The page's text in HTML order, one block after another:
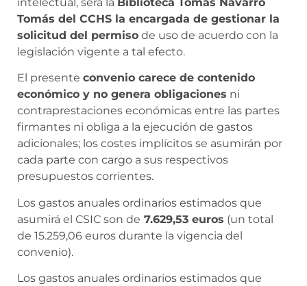
Tomás del CCHS la encargada de gestionar la
solicitud del permiso de uso de acuerdo con la
legislación vigente a tal efecto.
El presente convenio carece de contenido
económico y no genera obligaciones ni
contraprestaciones económicas entre las partes
firmantes ni obliga a la ejecución de gastos
adicionales; los costes implícitos se asumirán por
cada parte con cargo a sus respectivos
presupuestos corrientes.
Los gastos anuales ordinarios estimados que
asumirá el CSIC son de 7.629,53 euros (un total
de 15.259,06 euros durante la vigencia del
convenio).
Los gastos anuales ordinarios estimados que